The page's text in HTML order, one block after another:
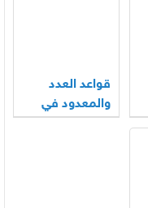
قواعد العدد
والمعدود في